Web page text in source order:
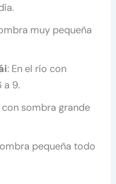
muy pequeña
: En el río con
a 9.
con sombra grande
pequeña todo